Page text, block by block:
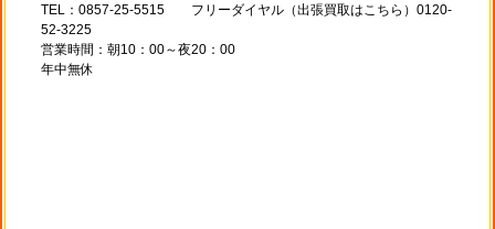
TEL：0857-25-5515 フリーダイヤル（出張買取はこちら）0120-
52-3225
営業時間：朝10：00～夜20：00
年中無休